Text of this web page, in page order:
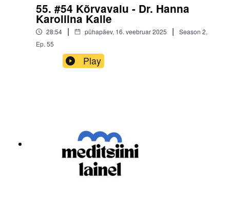
55. #54 Kõrvavalu - Dr. Hanna
Karoliina Kalle
28:54 | pühapäev, 16. veebruar 2025 | Season 2,
Ep. 55
Play